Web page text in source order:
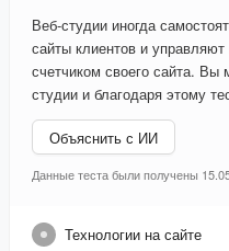
Веб-студии иногда
сайты клиентов и
счетчиком своего сайта. Вы
студии и благодаря этому
Объяснить с ИИ
Данные теста были получены
Технологии на сайте